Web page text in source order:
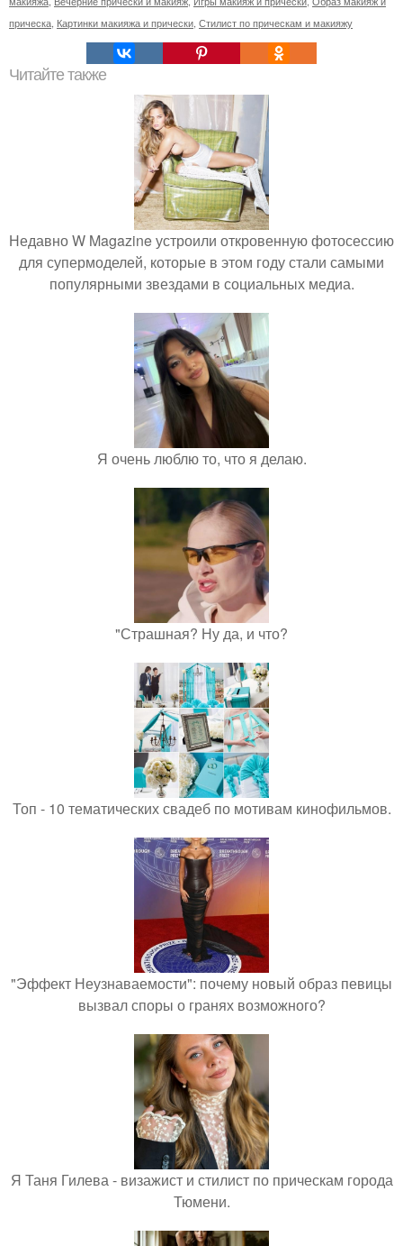
прическа Картинки макияжа и прически Стилист по прическам и макияжу
Читайте также
Недавно W Magazine устроили откровенную фотосессию
для супермоделей, которые в этом году стали самыми
популярными звездами в социальных медиа.
Я очень люблю то, что я делаю.
"Страшная? Ну да, и что?
Топ - 10 тематических свадеб по мотивам кинофильмов.
"Эффект Неузнаваемости": почему новый образ певицы
вызвал споры о гранях возможного?
Я Таня Гилева - визажист и стилист по прическам города
Тюмени.